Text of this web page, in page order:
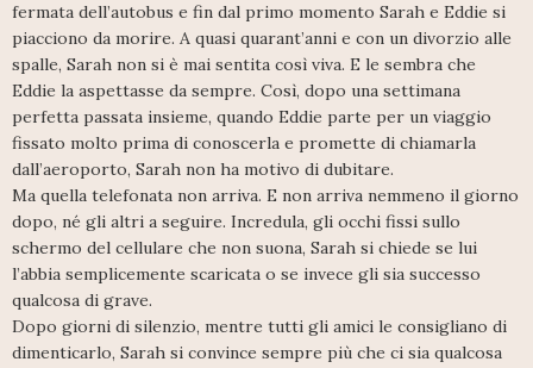
fermata dell’autobus e fin dal primo momento Sarah e Eddie si
piacciono da morire. A quasi quarant’anni e con un divorzio alle
spalle, Sarah non si è mai sentita così viva. E le sembra che
Eddie la aspettasse da sempre. Così, dopo una settimana
perfetta passata insieme, quando Eddie parte per un viaggio
fissato molto prima di conoscerla e promette di chiamarla
dall’aeroporto, Sarah non ha motivo di dubitare.
Ma quella telefonata non arriva. E non arriva nemmeno il giorno
dopo, né gli altri a seguire. Incredula, gli occhi fissi sullo
schermo del cellulare che non suona, Sarah si chiede se lui
l’abbia semplicemente scaricata o se invece gli sia successo
qualcosa di grave.
Dopo giorni di silenzio, mentre tutti gli amici le consigliano di
dimenticarlo, Sarah si convince sempre più che ci sia qualcosa